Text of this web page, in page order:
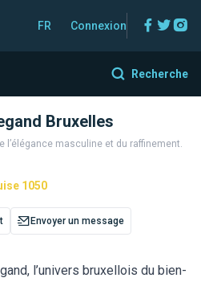
FR Connexion
Recherche
Bruxelles
l’élégance masculine et du raffinement.
1050
Envoyer un message
l’univers bruxellois du bien-